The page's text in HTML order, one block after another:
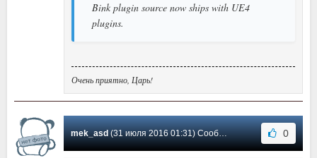
Bink plugin source now ships with UE4
plugins.
Очень приятно, Царь!
mek_asd(31 июля 2016 01:31) Сообщение #55 0